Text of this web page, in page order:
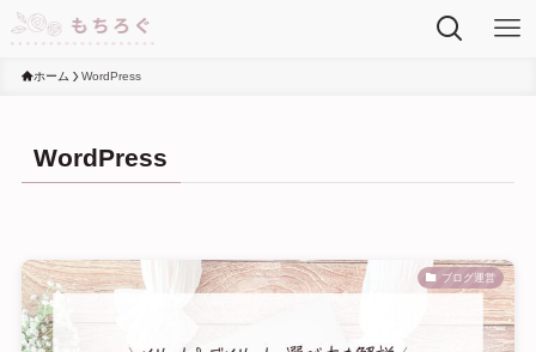
ホーム WordPress
WordPress
ブログ運営